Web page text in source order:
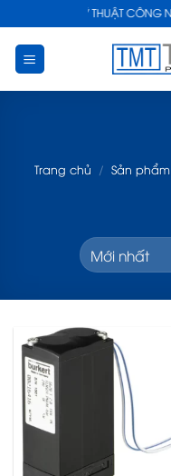
to
content
TY TNHH KỸ THUẬT CÔNG
Trang chủ / Sản phẩm